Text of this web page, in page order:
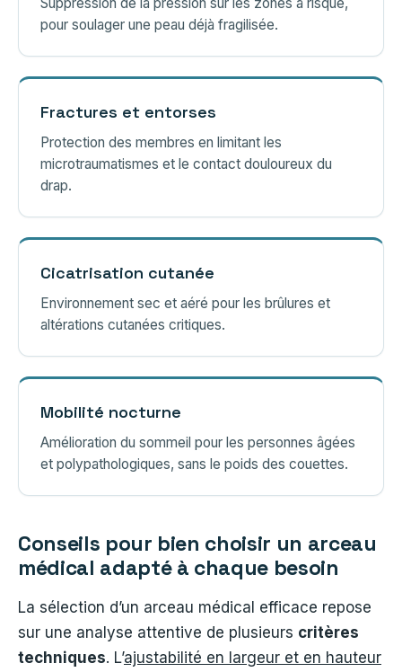
pour soulager une peau déjà fragilisée.
Fractures et entorses
Protection des membres en limitant les
microtraumatismes et le contact douloureux du
drap.
Cicatrisation cutanée
Environnement sec et aéré pour les brûlures et
altérations cutanées critiques.
Mobilité nocturne
Amélioration du sommeil pour les personnes âgées
et polypathologiques, sans le poids des couettes.
Conseils pour bien choisir un arceau
médical adapté à chaque besoin
La sélection d’un arceau médical efficace repose
sur une analyse attentive de plusieurs critères
techniques. L’ajustabilité en largeur et en hauteur